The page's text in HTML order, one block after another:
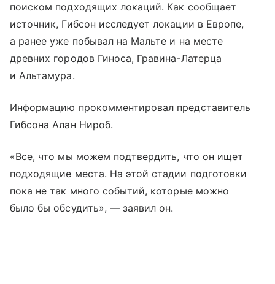
поиском подходящих локаций. Как сообщает
источник, Гибсон исследует локации в Европе,
а ранее уже побывал на Мальте и на месте
древних городов Гиноса, Гравина-Латерца
и Альтамура.
Информацию прокомментировал представитель
Гибсона Алан Нироб.
«Все, что мы можем подтвердить, что он ищет
подходящие места. На этой стадии подготовки
пока не так много событий, которые можно
было бы обсудить», — заявил он.